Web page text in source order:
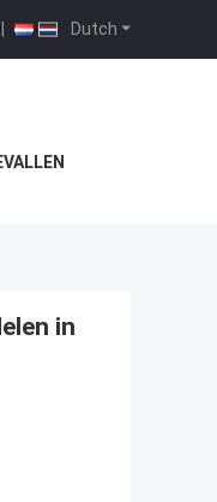
Dutch
|
in